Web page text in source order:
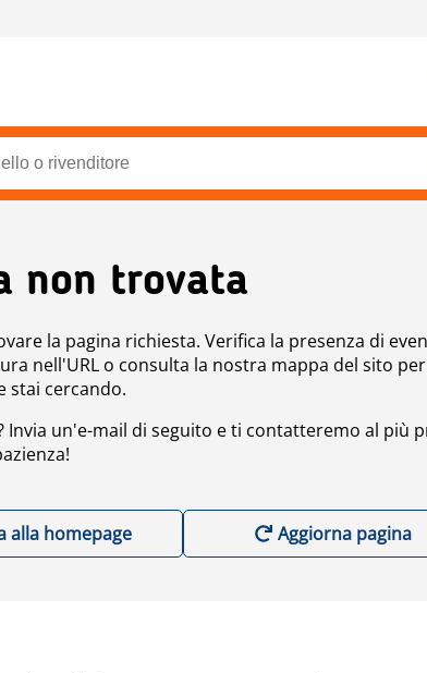
non trovata
la pagina richiesta. Verifica la presenza di
nell'URL o consulta la nostra mappa del sito per
stai cercando.
Invia un'e-mail di seguito e ti contatteremo al più
alla homepage Aggiorna pagina